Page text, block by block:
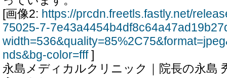
[画像2: https://prcdn.freetls.fastly.net/
75025-7-
nds&bg-color=fff]
永島メディカルクリニック｜院長の永島